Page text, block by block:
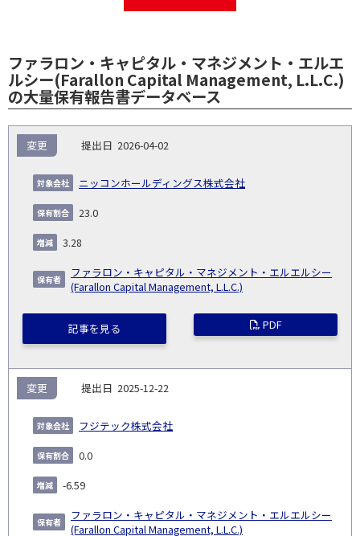
ファラロン・キャピタル・マネジメント・エルエ
ルシー(Farallon Capital Management, L.L.C.)
の大量保有報告書データベース
NO.
告
義
務
発
生
日
出
コー
象
業
種
割
2026-04-02
ニッコンホールディングス株式会社
変更
23.0
3.28
ファラロン・キャピタル・マネジメント・エルエルシー
(Farallon Capital Management, L.L.C.)
記事を見る PDF
2025-12-22
フジテック株式会社
変更
0.0
-6.59
ファラロン・キャピタル・マネジメント・エルエルシー
(Farallon Capital Management, L.L.C.)